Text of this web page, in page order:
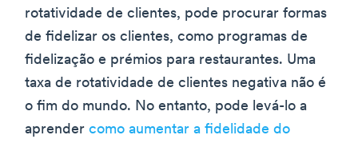
rotatividade de clientes, pode procurar formas
de fidelizar os clientes, como programas de
fidelização e prémios para restaurantes. Uma
taxa de rotatividade de clientes negativa não é
o fim do mundo. No entanto, pode levá-lo a
aprender como aumentar a fidelidade do